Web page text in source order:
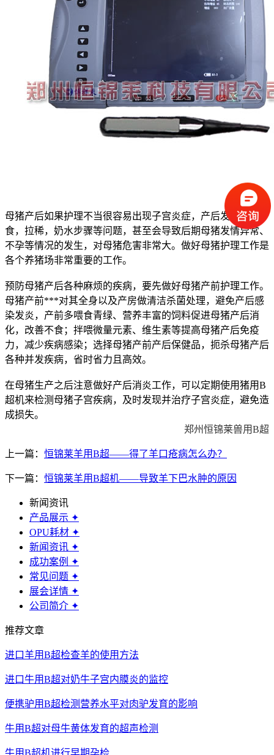
母猪产后如果护理不当很容易出现子宫炎症，产后发烧不吃
食，拉稀，奶水步骤等问题，甚至会导致后期母猪发情异常、
不孕等情况的发生，对母猪危害非常大。做好母猪护理工作是
各个养猪场非常重要的工作。
预防母猪产后各种麻烦的疾病，要先做好母猪产前护理工作。
母猪产前***对其全身以及产房做清洁杀菌处理，避免产后感
染发炎，产前多喂食青绿、营养丰富的饲料促进母猪产后消
化，改善不食；拌喂微量元素、维生素等提高母猪产后免疫
力，减少疾病感染；选择母猪产前产后保健品，扼杀母猪产后
各种并发疾病，省时省力且高效。
在母猪生产之后注意做好产后消炎工作，可以定期使用猪用B
超机来检测母猪子宫疾病，及时发现并治疗子宫炎症，避免造
成损失。
郑州恒锦莱兽用B超
上一篇： 恒锦莱羊用B超——得了羊口疮病怎么办？
下一篇： 恒锦莱羊用B超机——导致羊下巴水肿的原因
新闻资讯
产品展示 ✦
OPU耗材 ✦
新闻资讯 ✦
成功案例 ✦
常见问题 ✦
展会详情 ✦
公司简介 ✦
推荐文章
进口羊用B超检查羊的使用方法
进口牛用B超对奶牛子宫内膜炎的监控
便携驴用B超检测营养水平对肉驴发育的影响
牛用B超对母牛黄体发育的超声检测
牛用B超机进行早期孕检